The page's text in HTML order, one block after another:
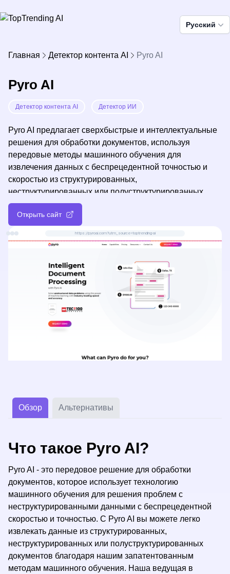
Pусский
Главная Детектор контента AI Pyro AI
Pyro AI
Детектор контента AI Детектор ИИ
Pyro AI предлагает сверхбыстрые и интеллектуальные
решения для обработки документов, используя
передовые методы машинного обучения для
извлечения данных с беспрецедентной точностью и
скоростью из структурированных,
неструктурированных или полуструктурированных
документов, предоставляя бизнесу на протяжении
всего жизненного цикла ипотеки бесшовную
автоматизацию и повышенную операционную
эффективность.
Открыть сайт
https://pyroai.com?utm_source=toptrending-ai
Обзор Альтернативы
Что такое Pyro AI?
Pyro AI - это передовое решение для обработки
документов, которое использует технологию
машинного обучения для решения проблем с
неструктурированными данными с беспрецедентной
скоростью и точностью. С Pyro AI вы можете легко
извлекать данные из структурированных,
неструктурированных или полуструктурированных
документов благодаря нашим запатентованным
методам машинного обучения. Наша ведущая в